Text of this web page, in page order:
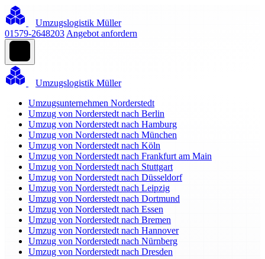
Umzugslogistik Müller
01579-2648203 Angebot anfordern
Umzugslogistik Müller
Umzugsunternehmen Norderstedt
Umzug von Norderstedt nach Berlin
Umzug von Norderstedt nach Hamburg
Umzug von Norderstedt nach München
Umzug von Norderstedt nach Köln
Umzug von Norderstedt nach Frankfurt am Main
Umzug von Norderstedt nach Stuttgart
Umzug von Norderstedt nach Düsseldorf
Umzug von Norderstedt nach Leipzig
Umzug von Norderstedt nach Dortmund
Umzug von Norderstedt nach Essen
Umzug von Norderstedt nach Bremen
Umzug von Norderstedt nach Hannover
Umzug von Norderstedt nach Nürnberg
Umzug von Norderstedt nach Dresden